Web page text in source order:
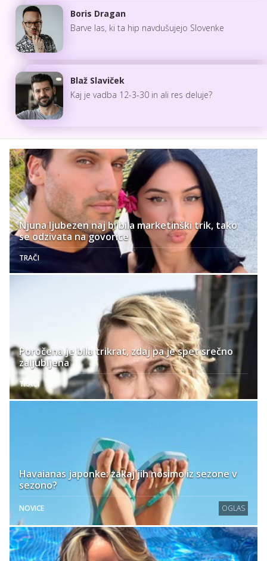
Boris Dragan
Barve las, ki ta hip navdušujejo Slovenke
Blaž Slaviček
Kaj je vadba 12-3-30 in ali res deluje?
Njuna ljubezen naj bi bila marketinški trik, tako
se odzivata na govorice
TRAČI
Poročena je bila trikrat, zdaj pa je spet srečno
zaljubljena
TRAČI
Havaianas japonke: zakaj jih nosimo iz sezone v
sezono?
NOVICE OGLAS